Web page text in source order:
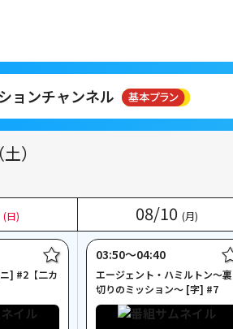
ョンチャンネル
ンチャンネル
）
(日) 08/10 (月)
(日) 08/10 (月)
] #2【二カ
03:50〜04:40
エージェント・ハミルトン～裏
切りのミッション～ [字] #7